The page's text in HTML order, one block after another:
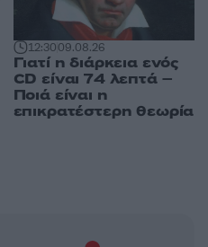
12:3009.08.26
Γιατί η διάρκεια ενός
CD είναι 74 λεπτά –
Ποιά είναι η
επικρατέστερη θεωρία